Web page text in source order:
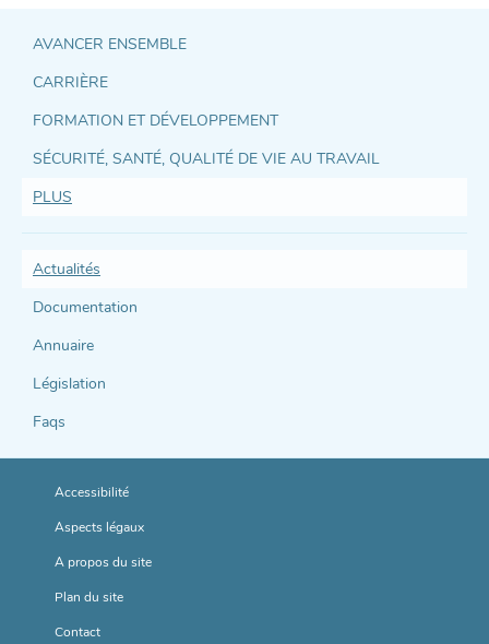
Accès
direct
et
support
AVANCER ENSEMBLE
CARRIÈRE
FORMATION ET DÉVELOPPEMENT
SÉCURITÉ, SANTÉ, QUALITÉ DE VIE AU TRAVAIL
PLUS
Actualités
Documentation
Annuaire
Législation
Faqs
Accessibilité
Aspects légaux
A propos du site
Plan du site
Contact